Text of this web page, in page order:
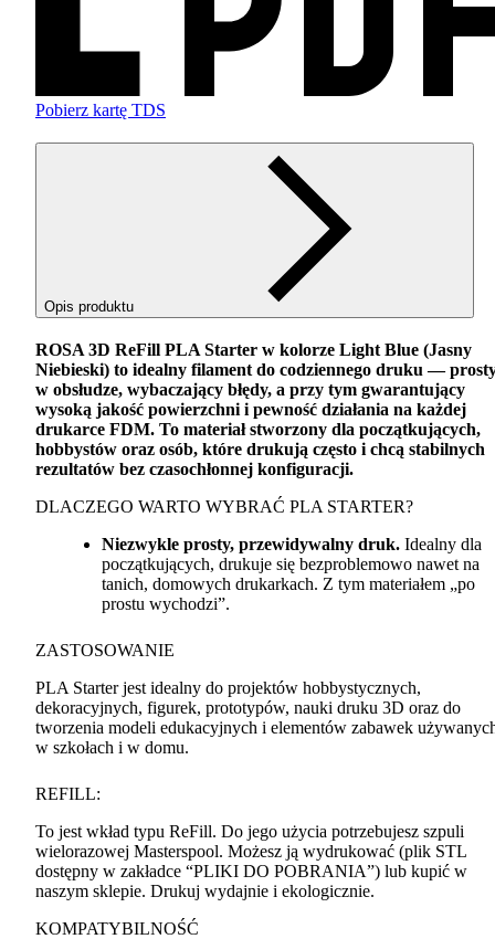
Pobierz kartę TDS
Opis produktu
ROSA 3D ReFill PLA Starter w kolorze Light Blue (Jasny
Niebieski) to idealny filament do codziennego druku —
w obsłudze, wybaczający błędy, a przy tym gwarantujący
wysoką jakość powierzchni i pewność działania na każdej
drukarce FDM. To materiał stworzony dla początkujących,
hobbystów oraz osób, które drukują często i chcą stabilnych
rezultatów bez czasochłonnej konfiguracji.
DLACZEGO WARTO WYBRAĆ PLA STARTER?
Niezwykle prosty, przewidywalny druk. Idealny dla
początkujących, drukuje się bezproblemowo nawet na
tanich, domowych drukarkach. Z tym materiałem „po
prostu wychodzi”.
ZASTOSOWANIE
PLA Starter jest idealny do projektów hobbystycznych,
dekoracyjnych, figurek, prototypów, nauki druku 3D oraz do
tworzenia modeli edukacyjnych i elementów zabawek
w szkołach i w domu.
REFILL:
To jest wkład typu ReFill. Do jego użycia potrzebujesz szpuli
wielorazowej Masterspool. Możesz ją wydrukować (plik STL
dostępny w zakładce “PLIKI DO POBRANIA”) lub kupić w
naszym sklepie. Drukuj wydajnie i ekologicznie.
KOMPATYBILNOŚĆ